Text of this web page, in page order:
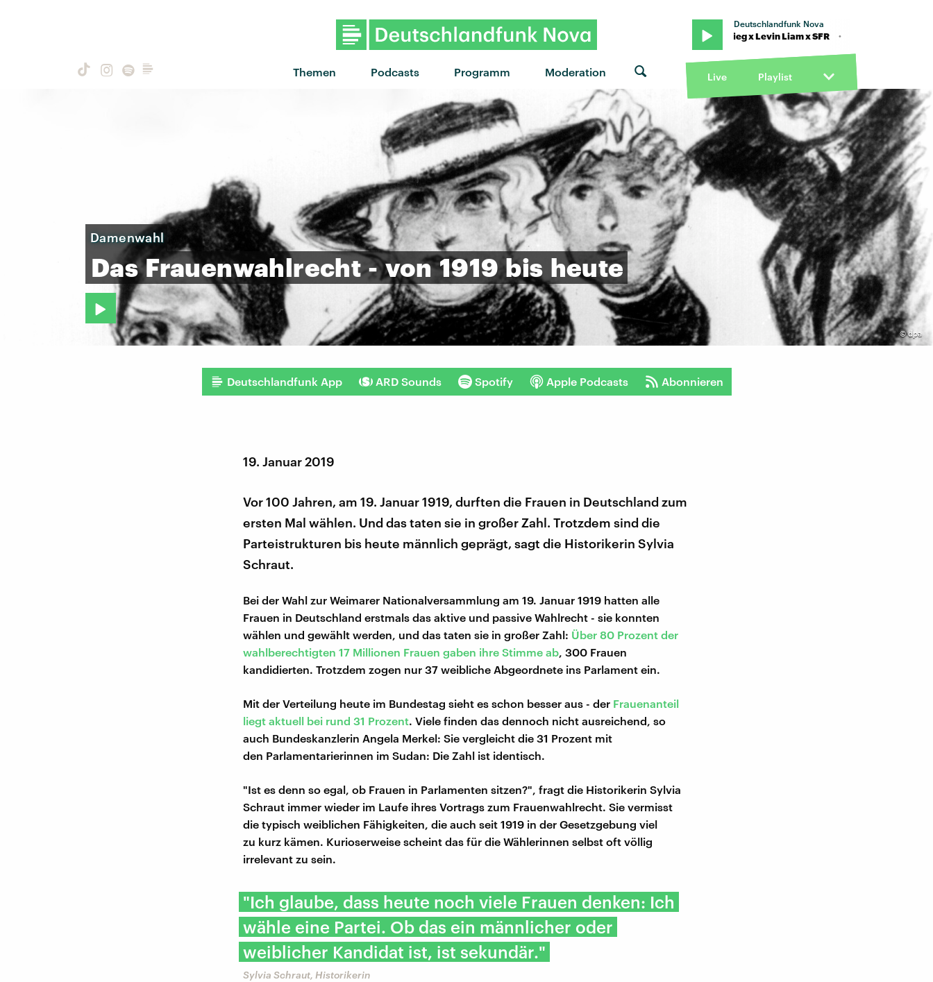
Themen Podcasts Programm Moderation
Deutschlandfunk Nova
"Für dich da" von Trettmann feat. KitschKrieg x Levin Liam x SFR · "Für dich da" von Trettmann
Live Playlist
©dpa
Damenwahl
Das Frauenwahlrecht - von 1919 bis heute
Deutschlandfunk App ARD Sounds Spotify Apple Podcasts Abonnieren
19. Januar 2019
Vor 100 Jahren, am 19. Januar 1919, durften die Frauen in Deutschland zum
ersten Mal wählen. Und das taten sie in großer Zahl. Trotzdem sind die
Parteistrukturen bis heute männlich geprägt, sagt die Historikerin Sylvia
Schraut.
Bei der Wahl zur Weimarer Nationalversammlung am 19. Januar 1919 hatten alle
Frauen in Deutschland erstmals das aktive und passive Wahlrecht - sie konnten
wählen und gewählt werden, und das taten sie in großer Zahl: Über 80 Prozent der
wahlberechtigten 17 Millionen Frauen gaben ihre Stimme ab, 300 Frauen
kandidierten. Trotzdem zogen nur 37 weibliche Abgeordnete ins Parlament ein.
Mit der Verteilung heute im Bundestag sieht es schon besser aus - der Frauenanteil
liegt aktuell bei rund 31 Prozent. Viele finden das dennoch nicht ausreichend, so
auch Bundeskanzlerin Angela Merkel: Sie vergleicht die 31 Prozent mit
den Parlamentarierinnen im Sudan: Die Zahl ist identisch.
"Ist es denn so egal, ob Frauen in Parlamenten sitzen?", fragt die Historikerin Sylvia
Schraut immer wieder im Laufe ihres Vortrags zum Frauenwahlrecht. Sie vermisst
die typisch weiblichen Fähigkeiten, die auch seit 1919 in der Gesetzgebung viel
zu kurz kämen. Kurioserweise scheint das für die Wählerinnen selbst oft völlig
irrelevant zu sein.
"Ich glaube, dass heute noch viele Frauen denken: Ich
wähle eine Partei. Ob das ein männlicher oder
weiblicher Kandidat ist, ist sekundär."
Sylvia Schraut, Historikerin